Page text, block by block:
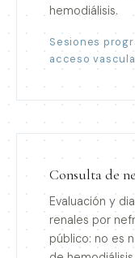
hemodiálisis.
Sesiones
acceso
Consulta de
Evaluación y
renales por
público: no es